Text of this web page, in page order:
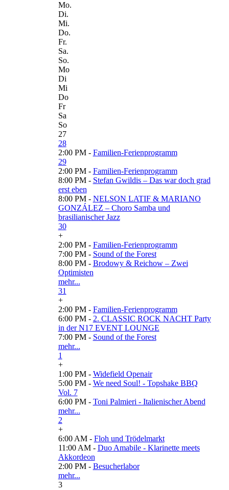
Mo.
Di.
Mi.
Do.
Fr.
Sa.
So.
Mo
Di
Mi
Do
Fr
Sa
So
27
28
2:00 PM - Familien-Ferienprogramm
29
2:00 PM - Familien-Ferienprogramm
8:00 PM - Stefan Gwildis – Das war doch grad
erst eben
8:00 PM - NELSON LATIF & MARIANO
GONZÁLEZ – Choro Samba und
brasilianischer Jazz
30
+
2:00 PM - Familien-Ferienprogramm
7:00 PM - Sound of the Forest
8:00 PM - Brodowy & Reichow – Zwei
Optimisten
mehr...
31
+
2:00 PM - Familien-Ferienprogramm
6:00 PM - 2. CLASSIC ROCK NACHT Party
in der N17 EVENT LOUNGE
7:00 PM - Sound of the Forest
mehr...
1
+
1:00 PM - Widefield Openair
5:00 PM - We need Soul! - Topshake BBQ
Vol. 7
6:00 PM - Toni Palmieri - Italienischer Abend
mehr...
2
+
6:00 AM - Floh und Trödelmarkt
11:00 AM - Duo Amabile - Klarinette meets
Akkordeon
2:00 PM - Besucherlabor
mehr...
3